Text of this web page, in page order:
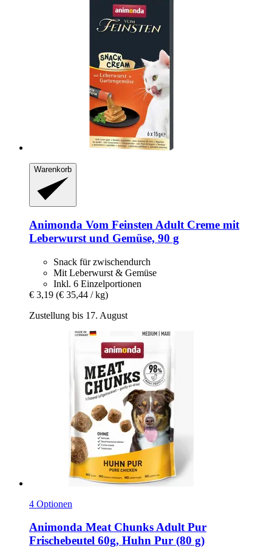
Warenkorb
Animonda Vom Feinsten Adult Creme mit
Leberwurst und Gemüse, 90 g
Snack für zwischendurch
Mit Leberwurst & Gemüse
Inkl. 6 Einzelportionen
€ 3,19 (€ 35,44 / kg)
Zustellung bis 17. August
4 Optionen
Animonda Meat Chunks Adult Pur
Frischebeutel 60g, Huhn Pur (80 g)